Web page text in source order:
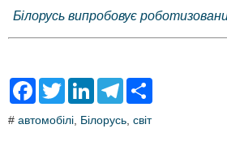
Білорусь випробовує
F
e
T
t
L
k
T
e
# автомобілі Білорусь світ